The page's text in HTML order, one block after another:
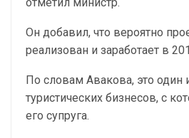
Он добавил, что вероятно
реализован и заработает в
По словам Авакова, это один
туристических бизнесов, с
его супруга.